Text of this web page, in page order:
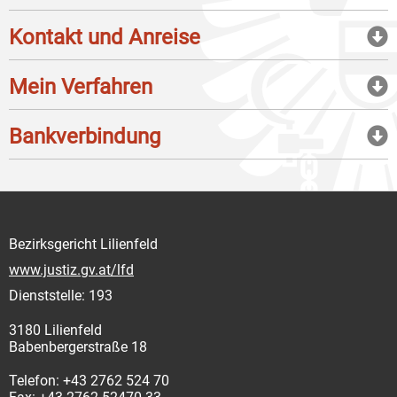
Kontakt und Anreise
Mein Verfahren
Bankverbindung
Bezirksgericht Lilienfeld
www.justiz.gv.at/lfd
Dienststelle: 193
3180 Lilienfeld
Babenbergerstraße 18
Telefon: +43 2762 524 70